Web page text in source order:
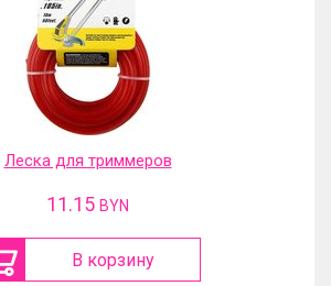
Леска для триммеров
11.15 BYN
В корзину